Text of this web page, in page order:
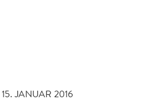
15. JANUAR 2016